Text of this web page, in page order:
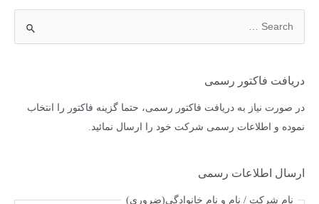
دریافت فاکتور رسمی
در صورت نیاز به دریافت فاکتور رسمی، حتما گزینه فاکتور را انتخاب
نموده و اطلاعات رسمی شرکت خود را ارسال نمائید.
ارسال اطلاعات رسمی
نام شرکت / نام و نام خانوادگی(ضروری)